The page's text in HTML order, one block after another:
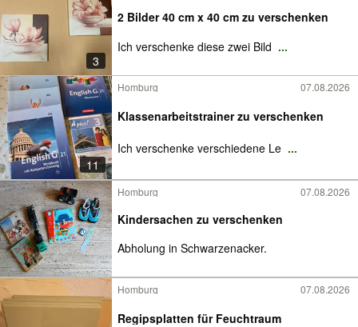
3
2 Bilder 40 cm x 40 cm zu verschenken
Ich verschenke diese zwei Bild ...
11
Homburg 07.08.2026
Klassenarbeitstrainer zu verschenken
Ich verschenke verschiedene Le ...
Homburg 07.08.2026
Kindersachen zu verschenken
Abholung in Schwarzenacker.
Homburg 07.08.2026
Regipsplatten für Feuchtraum